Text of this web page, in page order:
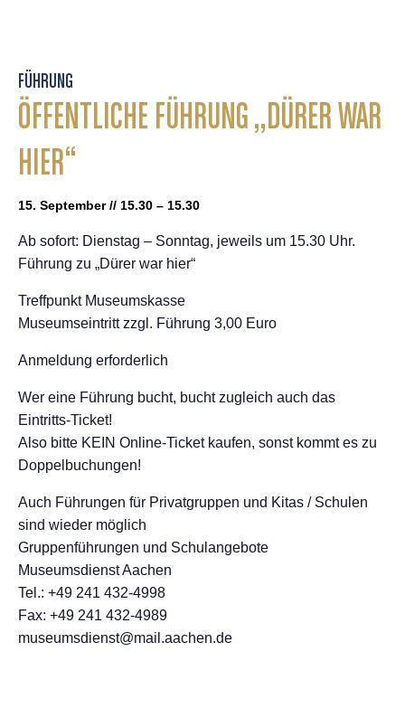
FÜHRUNG
ÖFFENTLICHE FÜHRUNG „DÜRER WAR
HIER“
15. September // 15.30 – 15.30
Ab sofort: Dienstag – Sonntag, jeweils um 15.30 Uhr.
Führung zu „Dürer war hier“
Treffpunkt Museumskasse
Museumseintritt zzgl. Führung 3,00 Euro
Anmeldung erforderlich
Wer eine Führung bucht, bucht zugleich auch das
Eintritts-Ticket!
Also bitte KEIN Online-Ticket kaufen, sonst kommt es zu
Doppelbuchungen!
Auch Führungen für Privatgruppen und Kitas / Schulen
sind wieder möglich
Gruppenführungen und Schulangebote
Museumsdienst Aachen
Tel.: +49 241 432-4998
Fax: +49 241 432-4989
museumsdienst@mail.aachen.de